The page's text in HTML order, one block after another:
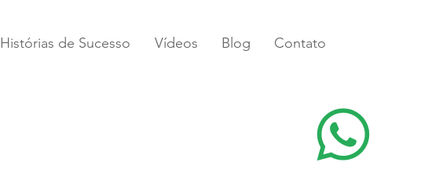
Histórias de Sucesso Vídeos Blog Contato